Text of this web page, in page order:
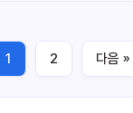
1 2 다음 »